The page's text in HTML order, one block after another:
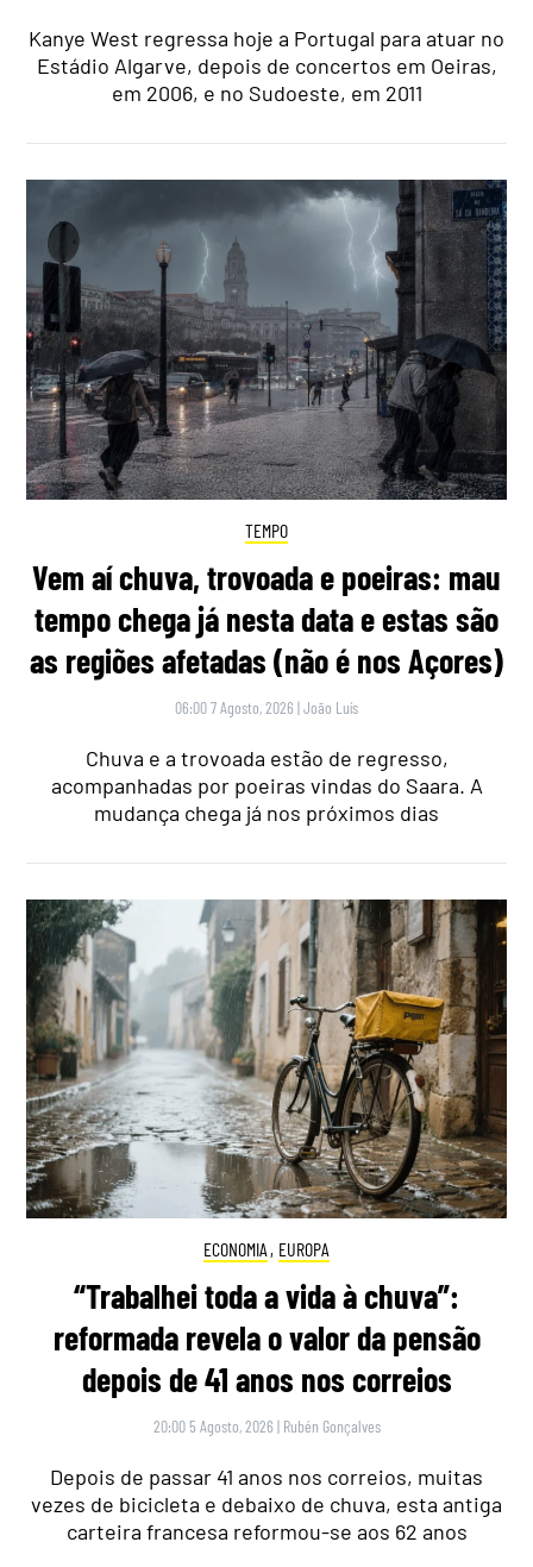
Kanye West regressa hoje a Portugal para atuar no
Estádio Algarve, depois de concertos em Oeiras,
em 2006, e no Sudoeste, em 2011
TEMPO
Vem aí chuva, trovoada e poeiras: mau
tempo chega já nesta data e estas são
as regiões afetadas (não é nos Açores)
06:00 7 Agosto, 2026 |João Luís
Chuva e a trovoada estão de regresso,
acompanhadas por poeiras vindas do Saara. A
mudança chega já nos próximos dias
ECONOMIA , EUROPA
“Trabalhei toda a vida à chuva”:
reformada revela o valor da pensão
depois de 41 anos nos correios
20:00 5 Agosto, 2026 | Rubén Gonçalves
Depois de passar 41 anos nos correios, muitas
vezes de bicicleta e debaixo de chuva, esta antiga
carteira francesa reformou-se aos 62 anos